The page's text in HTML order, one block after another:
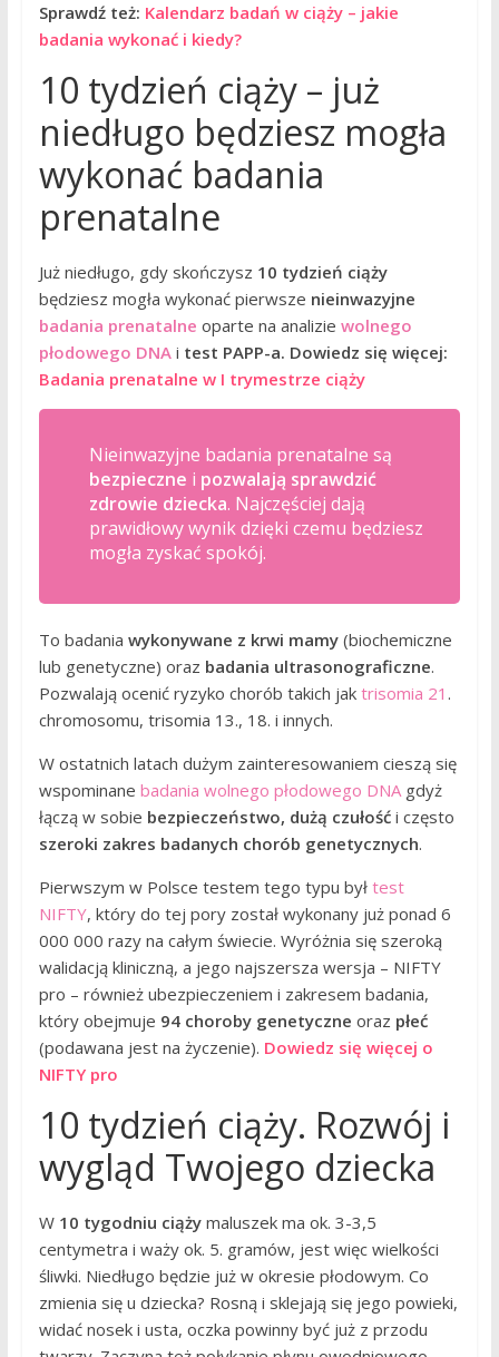
Sprawdź też: Kalendarz badań w ciąży – jakie
badania wykonać i kiedy?
10 tydzień ciąży – już
niedługo będziesz mogła
wykonać badania
prenatalne
Już niedługo, gdy skończysz 10 tydzień ciąży
będziesz mogła wykonać pierwsze nieinwazyjne
badania prenatalne oparte na analizie wolnego
płodowego DNAi test PAPP-a. Dowiedz się więcej:
Badania prenatalne w I trymestrze ciąży
Nieinwazyjne badania prenatalne są
bezpieczne i pozwalają sprawdzić
zdrowie dziecka. Najczęściej dają
prawidłowy wynik dzięki czemu będziesz
mogła zyskać spokój.
To badania wykonywane z krwi mamy(biochemiczne
lub genetyczne) oraz badania ultrasonograficzne.
Pozwalają ocenić ryzyko chorób takich jak trisomia 21 .
chromosomu, trisomia 13., 18. i innych.
W ostatnich latach dużym zainteresowaniem cieszą się
wspominane badania wolnego płodowego DNAgdyż
łączą w sobie bezpieczeństwo, dużą czułośći często
szeroki zakres badanych chorób genetycznych.
Pierwszym w Polsce testem tego typu był test
NIFTY, który do tej pory został wykonany już ponad 6
000 000 razy na całym świecie. Wyróżnia się szeroką
walidacją kliniczną, a jego najszersza wersja – NIFTY
pro – również ubezpieczeniem i zakresem badania,
który obejmuje 94 choroby genetyczne oraz płeć
(podawana jest na życzenie). Dowiedz się więcej o
NIFTY pro
10 tydzień ciąży. Rozwój i
wygląd Twojego dziecka
W 10 tygodniu ciążymaluszek ma ok. 3-3,5
centymetra i waży ok. 5. gramów, jest więc wielkości
śliwki. Niedługo będzie już w okresie płodowym. Co
zmienia się u dziecka? Rosną i sklejają się jego powieki,
widać nosek i usta, oczka powinny być już z przodu